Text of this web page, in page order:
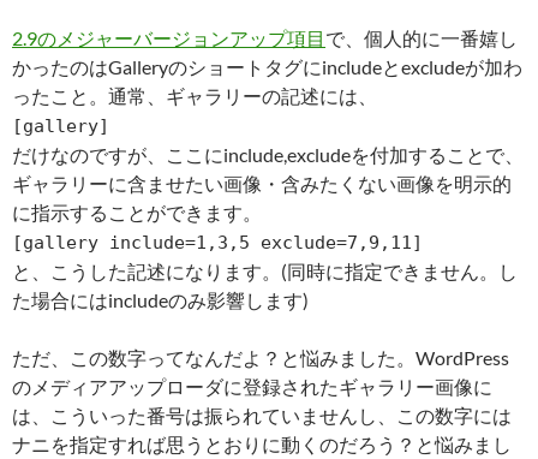
2.9のメジャーバージョンアップ項目 で、個人的に一番嬉し
かったのはGalleryのショートタグにincludeとexcludeが加わ
ったこと。通常、ギャラリーの記述には、
[gallery]
だけなのですが、ここにinclude,excludeを付加することで、
ギャラリーに含ませたい画像・含みたくない画像を明示的
に指示することができます。
[gallery include=1,3,5 exclude=7,9,11]
と、こうした記述になります。(同時に指定できません。し
た場合にはincludeのみ影響します)
ただ、この数字ってなんだよ？と悩みました。WordPress
のメディアアップローダに登録されたギャラリー画像に
は、こういった番号は振られていませんし、この数字には
ナニを指定すれば思うとおりに動くのだろう？と悩みまし